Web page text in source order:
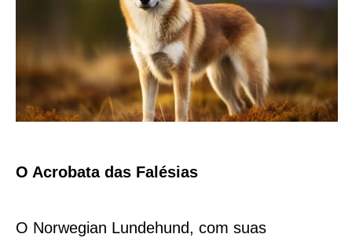
O Acrobata das Falésias
O Norwegian Lundehund, com suas